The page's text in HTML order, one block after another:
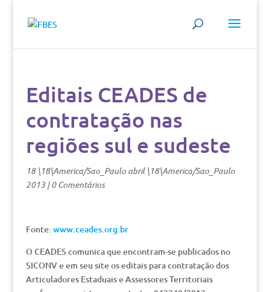
Editais CEADES de
contratação nas
regiões sul e sudeste
18 \18\America/Sao_Paulo abril \18\America/Sao_Paulo
2013|0 Comentários
Fonte: www.ceades.org.br
O CEADES comunica que encontram-se publicados no
SICONV e em seu site os editais para contratação dos
Articuladores Estaduais e Assessores Territoriais